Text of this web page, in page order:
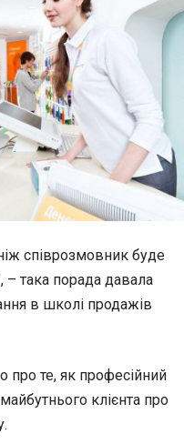
співрозмовник буде
– така порада давала
в школі продажів
про те, як професійний
клієнта про